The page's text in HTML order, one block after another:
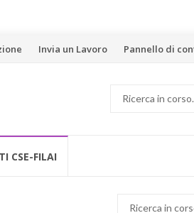
Invia un Lavoro Pannello di
CSE-FILAI